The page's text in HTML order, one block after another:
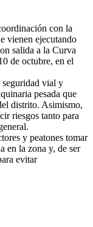
con la
vienen ejecutando
salida a la Curva
de octubre, en el
seguridad vial y
pesada que
distrito. Asimismo,
riesgos tanto para
y peatones tomar
en la zona y, de ser
evitar